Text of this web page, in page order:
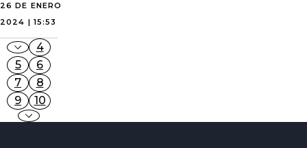
26 DE ENERO
2024 | 15:53
4
5
6
7
8
9
10